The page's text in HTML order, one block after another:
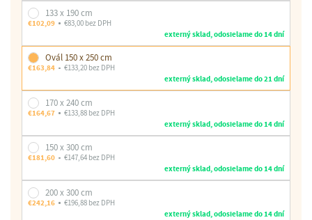
133 x 190 cm
€102,09
€83,00 bez DPH
externý sklad, odosielame do 14 dní
Ovál 150 x 250 cm
€163,84
€133,20 bez DPH
externý sklad, odosielame do 21 dní
170 x 240 cm
€164,67
€133,88 bez DPH
externý sklad, odosielame do 14 dní
150 x 300 cm
€181,60
€147,64 bez DPH
externý sklad, odosielame do 14 dní
200 x 300 cm
€242,16
€196,88 bez DPH
externý sklad, odosielame do 14 dní